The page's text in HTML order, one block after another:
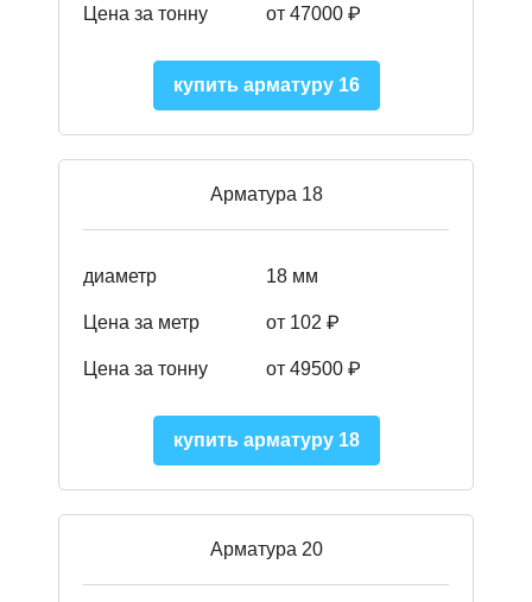
Цена за тонну от 47000 ₽
купить арматуру 16
Арматура 18
диаметр 18 мм
Цена за метр от 102 ₽
Цена за тонну от 49500 ₽
купить арматуру 18
Арматура 20